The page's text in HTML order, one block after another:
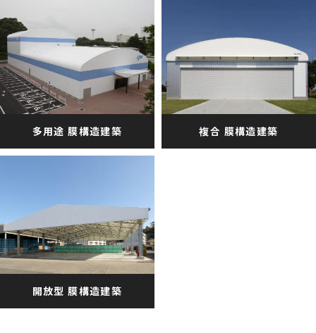
多用途 膜構造建築 複合 膜構造建築
開放型 膜構造建築